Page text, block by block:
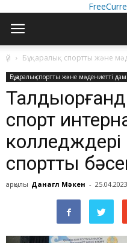
үй Бұқаралық спортты және
Бұқаралық спортты және мәдениетті
спорт
спорттық
арқылы Данагүл Мәкен - 25.04.2023